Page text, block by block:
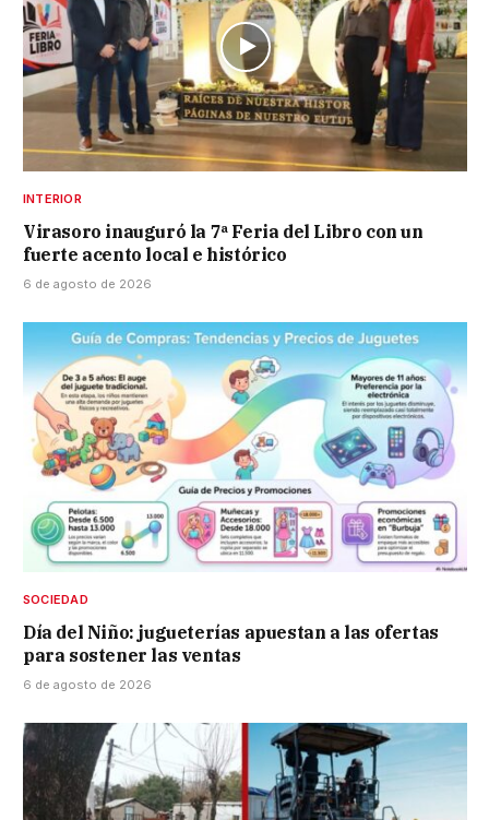
INTERIOR
Virasoro inauguró la 7ª Feria del Libro con un
fuerte acento local e histórico
6 de agosto de 2026
SOCIEDAD
Día del Niño: jugueterías apuestan a las ofertas
para sostener las ventas
6 de agosto de 2026